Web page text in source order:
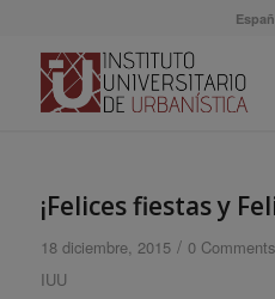
¡Felices fiestas y
18 diciembre, 2015 / 0 Comments
IUU